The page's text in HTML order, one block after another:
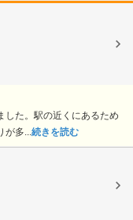
した。駅の近くにあるため
が多...続きを読む